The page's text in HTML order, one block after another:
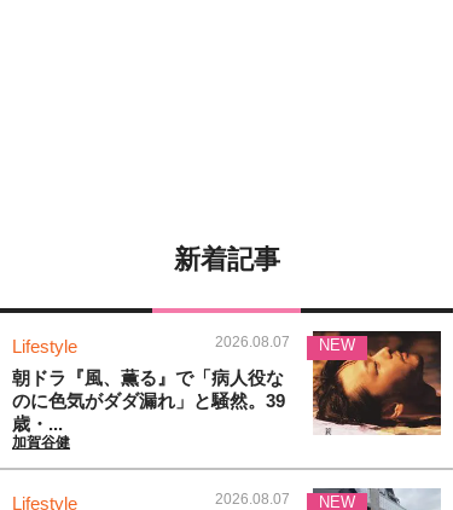
新着記事
Lifestyle 2026.08.07
朝ドラ『風、薫る』で「病人役な
のに色気がダダ漏れ」と騒然。39
歳・...
加賀谷健
NEW
Lifestyle 2026.08.07 NEW